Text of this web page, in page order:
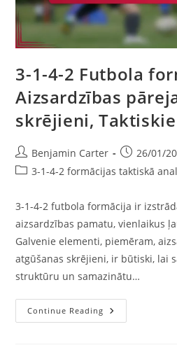
3-1-4-2 Futbola
Aizsardzības
skrējieni,
Post
author:
Benjamin Carter
Post
published:
26/01/
Post3-1-4-2 formācijas taktiskā
3-1-4-2 futbola formācija ir
aizsardzības pamatu, vienlaikus
Galvenie elementi, piemēram,
atgūšanas skrējieni, ir būtiski, lai
struktūru un samazinātu…
Continue Reading 3-
1-